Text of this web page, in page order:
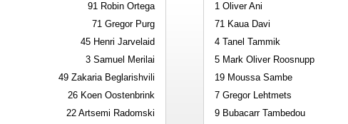
91Robin Ortega
71Gregor Purg
45Henri Jarvelaid
3Samuel Merilai
49Zakaria Beglarishvili
26Koen Oostenbrink
22Artsemi Radomski
1Oliver Ani
71Kaua Davi
4Tanel Tammik
5Mark Oliver Roosnupp
19Moussa Sambe
7Gregor Lehtmets
9Bubacarr Tambedou